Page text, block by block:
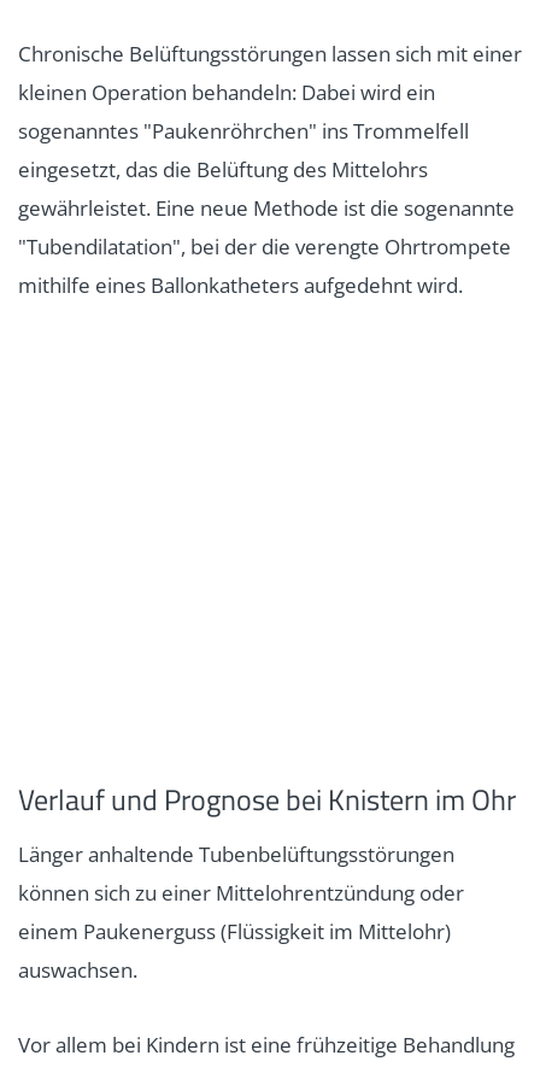
Chronische Belüftungsstörungen lassen sich mit einer
kleinen Operation behandeln: Dabei wird ein
sogenanntes "Paukenröhrchen" ins Trommelfell
eingesetzt, das die Belüftung des Mittelohrs
gewährleistet. Eine neue Methode ist die sogenannte
"Tubendilatation", bei der die verengte Ohrtrompete
mithilfe eines Ballonkatheters aufgedehnt wird.
Verlauf und Prognose bei Knistern im Ohr
Länger anhaltende Tubenbelüftungsstörungen
können sich zu einer Mittelohrentzündung oder
einem Paukenerguss (Flüssigkeit im Mittelohr)
auswachsen.
Vor allem bei Kindern ist eine frühzeitige Behandlung